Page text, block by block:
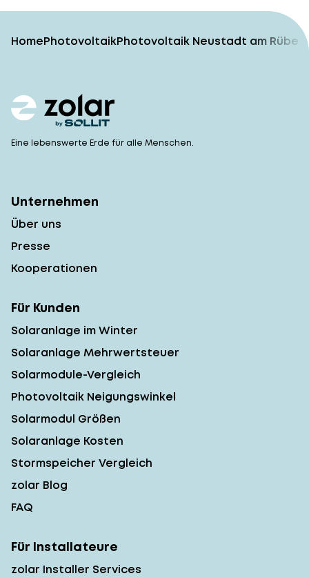
HomePhotovoltaikPhotovoltaik Neustadt am
Eine lebenswerte Erde für alle Menschen.
Unternehmen
Über uns
Presse
Kooperationen
Für Kunden
Solaranlage im Winter
Solaranlage Mehrwertsteuer
Solarmodule-Vergleich
Photovoltaik Neigungswinkel
Solarmodul Größen
Solaranlage Kosten
Stormspeicher Vergleich
zolar Blog
FAQ
Für Installateure
zolar Installer Services